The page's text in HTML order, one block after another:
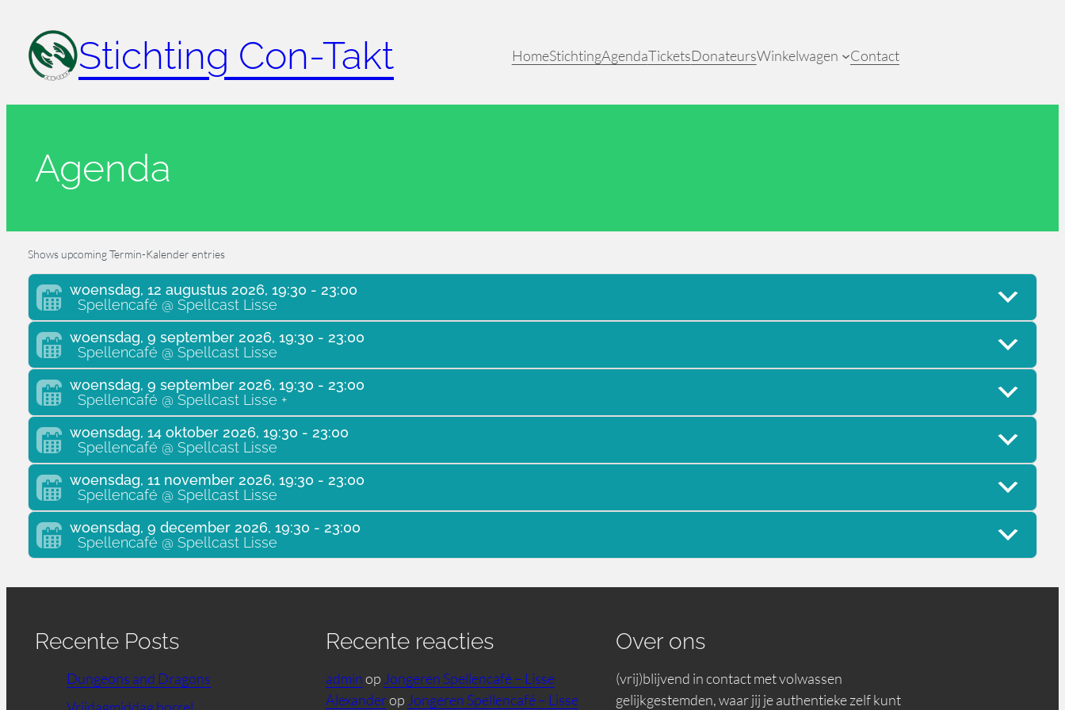
naar
inhoud
Stichting Con-Takt HomeStichtingAgendaTicketsDonateursWinkelwagen Contact
Agenda
Shows upcoming Termin-Kalender entries
woensdag, 12 augustus 2026, 19:30 - 23:00
Spellencafé @ Spellcast Lisse
woensdag, 9 september 2026, 19:30 - 23:00
Spellencafé @ Spellcast Lisse
woensdag, 9 september 2026, 19:30 - 23:00
Spellencafé @ Spellcast Lisse +
woensdag, 14 oktober 2026, 19:30 - 23:00
Spellencafé @ Spellcast Lisse
woensdag, 11 november 2026, 19:30 - 23:00
Spellencafé @ Spellcast Lisse
woensdag, 9 december 2026, 19:30 - 23:00
Spellencafé @ Spellcast Lisse
Recente Posts
Dungeons and Dragons
Recente reacties
adminop Jongeren Spellencafé – Lisse
Alexanderop Jongeren Spellencafé – Lisse
Over ons
(vrij)blijvend in contact met volwassen
gelijkgestemden, waar jij je authentieke zelf kunt